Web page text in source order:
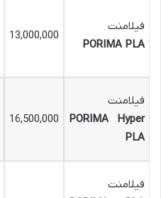
فیلامنت
PORIMA PLA
13,000,000
فیلامنت
PORIMA Hyper
PLA
16,500,000
فیلامنت